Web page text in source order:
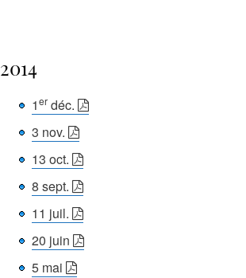
2014
1er déc.
3 nov.
13 oct.
8 sept.
11 juil.
20 juin
5 mai